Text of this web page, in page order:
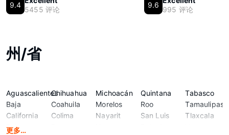
9.4
5455 评论
9.6
995 评论
州/省
Aguascalientes
Baja
California
Baja
Chihuahua
Coahuila
Colima
Michoacán
Morelos
Nayarit
Quintana
Roo
San Luis
Tabasco
Tamaulipas
Tlaxcala
更多…